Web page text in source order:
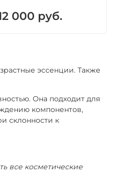
000 руб.
эссенции. Также
Она подходит для
компонентов,
склонности к
все косметические